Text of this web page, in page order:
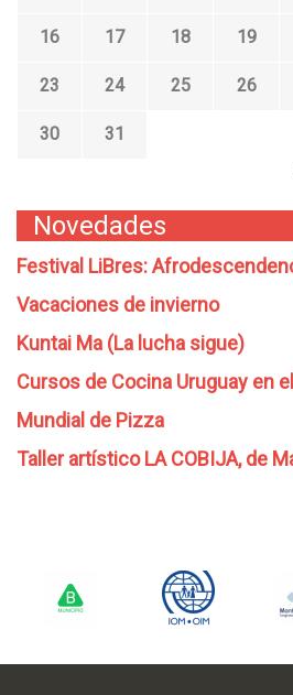
16 17 18 19
23 24 25 26
30
31
Novedades
Festival LiBres:
Vacaciones de invierno
Kuntai Ma (La lucha sigue)
Cursos de Cocina Uruguay en
Mundial de Pizza
Taller artístico LA COBIJA, de